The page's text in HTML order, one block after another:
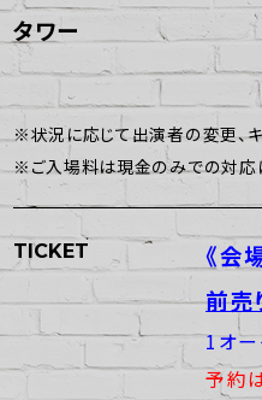
タワー
※状況に応じて出演者の変更、キ
※ご入場料は現金のみでの対応
TICKET 《会
前売
1オー
予約